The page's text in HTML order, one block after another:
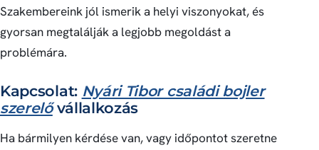
Szakembereink jól ismerik a helyi viszonyokat, és
gyorsan megtalálják a legjobb megoldást a
problémára.
Kapcsolat: Nyári Tibor családi bojler
szerelővállalkozás
Ha bármilyen kérdése van, vagy időpontot szeretne